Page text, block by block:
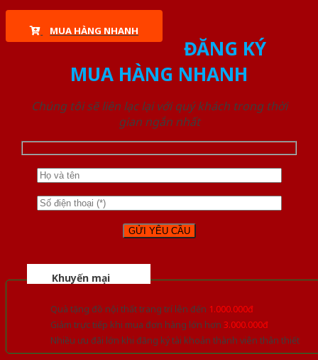
MUA HÀNG NHANH
ĐĂNG KÝ
MUA HÀNG NHANH
Chúng tôi sẽ liên lạc lại với quý khách trong thời
gian ngắn nhất
Khuyến mại
Quà tặng đồ nội thất trang trí lên đến 1.000.000đ
Giảm trực tiếp khi mua đơn hàng lớn hơn 3.000.000đ
Nhiều ưu đãi lớn khi đăng ký tài khoản thành viên thân thiết